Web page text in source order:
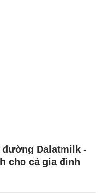
Dalatmilk -
cho cả gia đình